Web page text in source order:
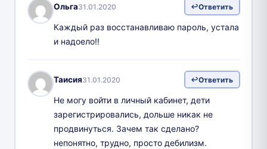
Ольга31.01.2020 Ответить
Каждый раз восстанавливаю пароль, устала
и надоело!!
Таисия31.01.2020 Ответить
Не могу войти в личный кабинет, дети
зарегистрировались, дольше никак не
продвинуться. Зачем так сделано?
непонятно, трудно, просто дебилизм.